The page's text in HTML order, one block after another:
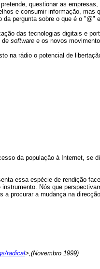
questionar as
e consumir informação,
pergunta sobre o que é o
das tecnologias digitais e
de software e os novos
na rádio o potencial de
da população à Internet,
essa espécie de rendição
Nós que
procurar a mudança na
radical>,(Novembro 1999)